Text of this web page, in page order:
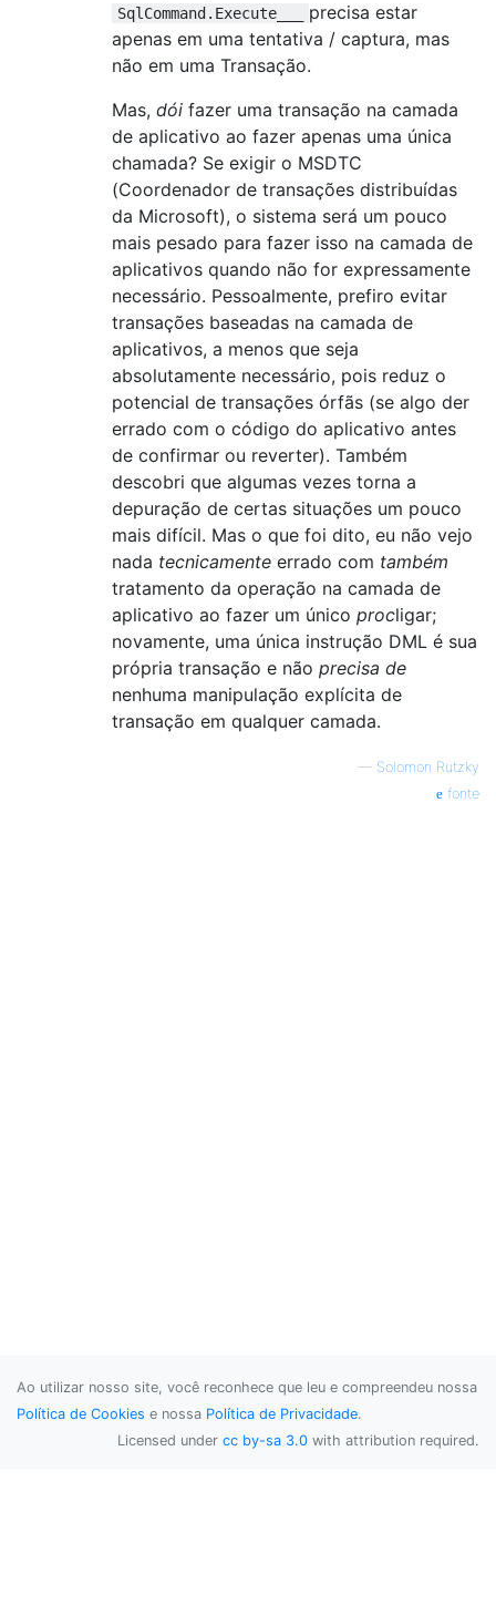
SqlCommand.Execute___
precisa estar
apenas em uma tentativa / captura, mas
não em uma Transação.
Mas, dói fazer uma transação na camada
de aplicativo ao fazer apenas uma única
chamada? Se exigir o MSDTC
(Coordenador de transações distribuídas
da Microsoft), o sistema será um pouco
mais pesado para fazer isso na camada de
aplicativos quando não for expressamente
necessário. Pessoalmente, prefiro evitar
transações baseadas na camada de
aplicativos, a menos que seja
absolutamente necessário, pois reduz o
potencial de transações órfãs (se algo der
errado com o código do aplicativo antes
de confirmar ou reverter). Também
descobri que algumas vezes torna a
depuração de certas situações um pouco
mais difícil. Mas o que foi dito, eu não vejo
nada tecnicamente errado com também
tratamento da operação na camada de
aplicativo ao fazer um único procligar;
novamente, uma única instrução DML é sua
própria transação e não precisa de
nenhuma manipulação explícita de
transação em qualquer camada.
— Solomon Rutzky
fonte
Ao utilizar nosso site, você reconhece que leu e compreendeu nossa
Política de Cookies e nossa Política de Privacidade.
Licensed under cc by-sa 3.0 with attribution required.